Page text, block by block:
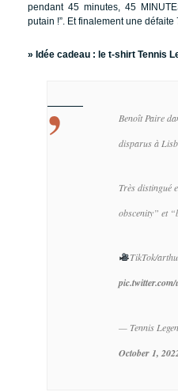
pendant 45 minutes, 45
putain !”. Et finalement une
» Idée cadeau : le t-shirt Tennis
Benoît Paire
disparus à
Très distingué
obscenity” et
TikTok/
— Tennis
October 1,